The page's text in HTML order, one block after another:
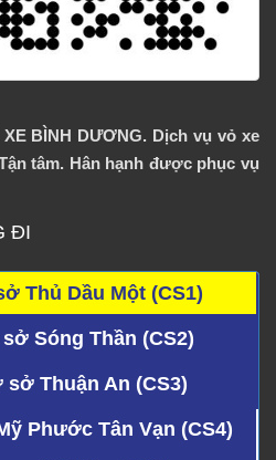
BÌNH DƯƠNG. Dịch vụ vỏ xe
tâm. Hân hạnh được phục vụ
ĐI
Thủ Dầu Một (CS1)
Sóng Thần (CS2)
sở Thuận An (CS3)
Phước Tân Vạn (CS4)